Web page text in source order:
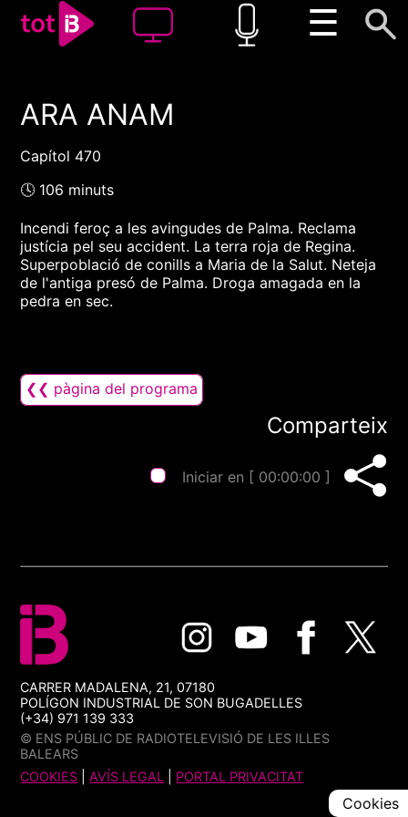
☰
00:00 00:00
ARA ANAM
Capítol 470
🕓 106 minuts
Incendi feroç a les avingudes de Palma. Reclama
justícia pel seu accident. La terra roja de Regina.
Superpoblació de conills a Maria de la Salut. Neteja
de l'antiga presó de Palma. Droga amagada en la
pedra en sec.
❮❮ pàgina del programa
Comparteix
Iniciar en [ 00:00:00 ]
CARRER MADALENA, 21, 07180
POLÍGON INDUSTRIAL DE SON BUGADELLES
(+34) 971 139 333
© ENS PÚBLIC DE RADIOTELEVISIÓ DE LES ILLES
BALEARS
COOKIES |AVÍS LEGAL PORTAL PRIVACITAT
Cookies